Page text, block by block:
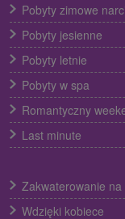
Pobyty zimowe
Pobyty jesienne
Pobyty letnie
Pobyty w spa
Romantyczny
Last minute
Zakwaterowanie na
Wdzięki kobiece